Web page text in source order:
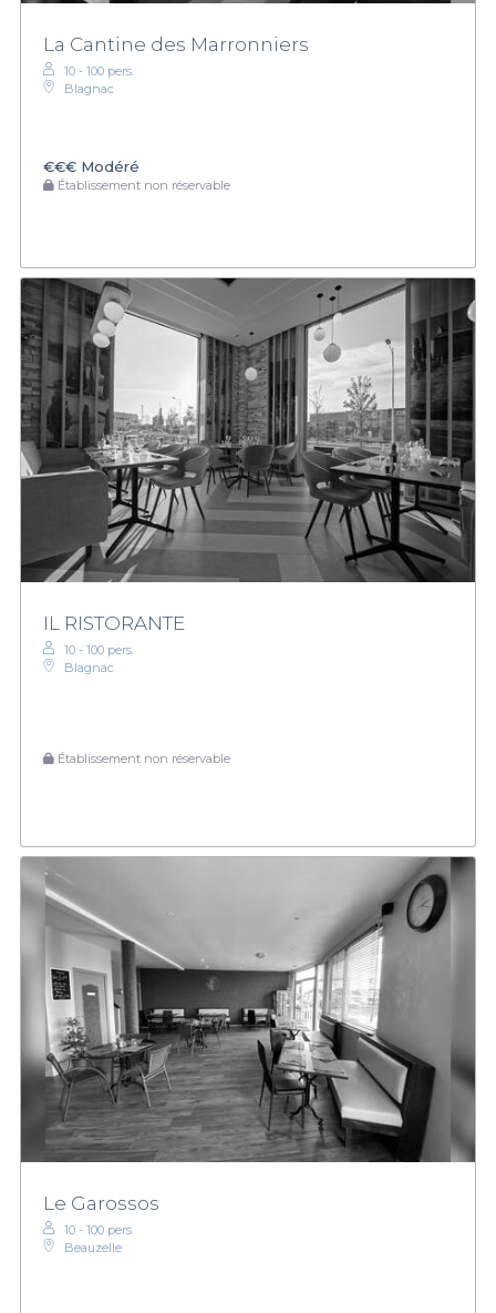
La Cantine des Marronniers
10 - 100 pers.
Blagnac
€€€ Modéré
Établissement non réservable
IL RISTORANTE
10 - 100 pers.
Blagnac
Établissement non réservable
Le Garossos
10 - 100 pers.
Beauzelle